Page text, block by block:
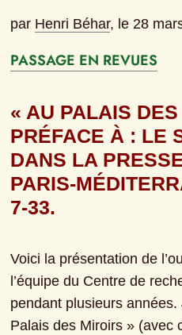
par Henri Béhar, le 28
PASSAGE EN REVUES
« AU PALAIS
PRÉFACE À : LE
DANS LA
PARIS-
7-33.
Voici la présentation de
l’équipe du Centre de
pendant plusieurs années.
Palais des Miroirs » (avec